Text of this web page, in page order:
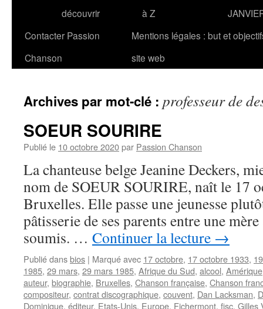
découvrir
à Z
Contacter Passion
Chanson
Mentions légales : but et
site web
Archives par mot-clé : professeur de
SOEUR SOURIRE
Publié le 10 octobre 2020par Passion Chanson
La chanteuse belge Jeanine Deckers,
nom de SOEUR SOURIRE, naît le 17
Bruxelles. Elle passe une jeunesse
pâtisserie de ses parents entre une
soumis. … Continuer la lecture →
Publié dansbios | Marqué avec 17 octobre, 17 octobre 1933,
1985, 29 mars, 29 mars 1985, Afrique du Sud, alcool, Amérique
auteur, biographie, Bruxelles, Chanson française, Chanson
compositeur, contrat discographique, couvent, Dan Lacksman,
Dominique, éditeur, Etats-Unis, Europe, Fichermont, fisc, Gilles